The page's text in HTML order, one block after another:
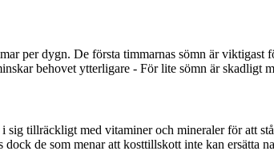
per dygn. De första timmarnas sömn är
behovet ytterligare - För lite sömn är skadligt
tillräckligt med vitaminer och mineraler för att
de som menar att kosttillskott inte kan ersätta